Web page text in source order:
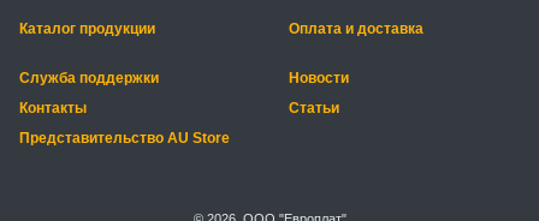
Каталог продукции Оплата и доставка
Служба поддержки
Новости
Контакты
Статьи
Представительство AU Store